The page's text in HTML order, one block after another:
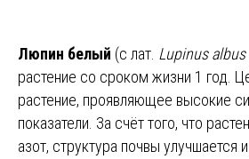
Люпин белый (с лат. Lupinus albus
растение со сроком жизни 1 год.
растение, проявляющее высокие
показатели. За счёт того, что
азот, структура почвы улучшается